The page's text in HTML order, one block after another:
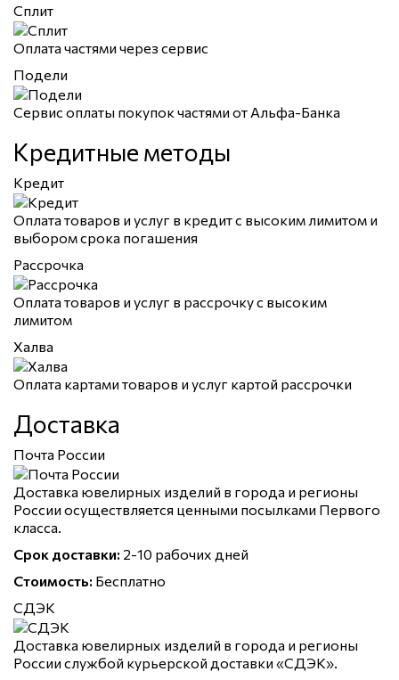
Сплит
Оплата частями через сервис
Подели
Сервис оплаты покупок частями от Альфа-Банка
Кредитные методы
Кредит
Оплата товаров и услуг в кредит с высоким лимитом и
выбором срока погашения
Рассрочка
Оплата товаров и услуг в рассрочку с высоким
лимитом
Халва
Оплата картами товаров и услуг картой рассрочки
Доставка
Почта России
Доставка ювелирных изделий в города и регионы
России осуществляется ценными посылками Первого
класса.
Срок доставки: 2-10 рабочих дней
Стоимость: Бесплатно
СДЭК
Доставка ювелирных изделий в города и регионы
России службой курьерской доставки «СДЭК».